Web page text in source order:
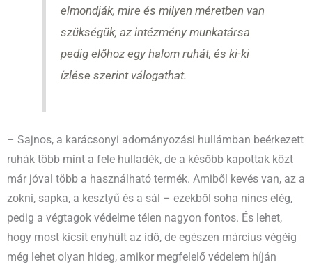
elmondják, mire és milyen méretben van
szükségük, az intézmény munkatársa
pedig előhoz egy halom ruhát, és ki-ki
ízlése szerint válogathat.
– Sajnos, a karácsonyi adományozási hullámban beérkezett
ruhák több mint a fele hulladék, de a később kapottak közt
már jóval több a használható termék. Amiből kevés van, az a
zokni, sapka, a kesztyű és a sál – ezekből soha nincs elég,
pedig a végtagok védelme télen nagyon fontos. És lehet,
hogy most kicsit enyhült az idő, de egészen március végéig
még lehet olyan hideg, amikor megfelelő védelem híján